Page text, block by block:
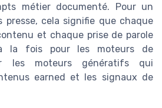
métier documenté. Pour un
presse, cela signifie que chaque
et chaque prise de parole
la fois pour les moteurs de
les moteurs génératifs qui
earned et les signaux de